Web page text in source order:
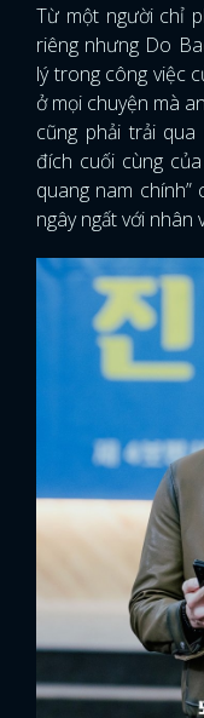
Từ một người chỉ
riêng nhưng Do
lý trong công việc
ở mọi chuyện mà
cũng phải trải
đích cuối cùng
quang nam
ngây ngất với nhân